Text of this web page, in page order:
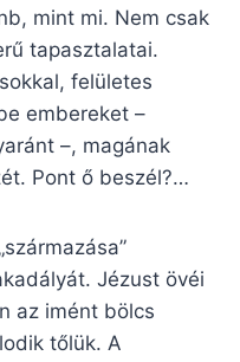
mint mi. Nem csak
tapasztalatai.
felületes
embereket –
–, magának
Pont ő beszél?…
Jézust övéi
az imént bölcs
tőlük. A